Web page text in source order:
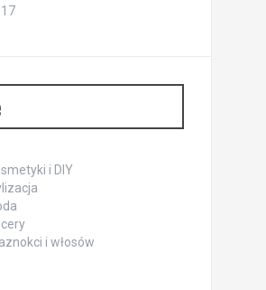
i DIY
i włosów